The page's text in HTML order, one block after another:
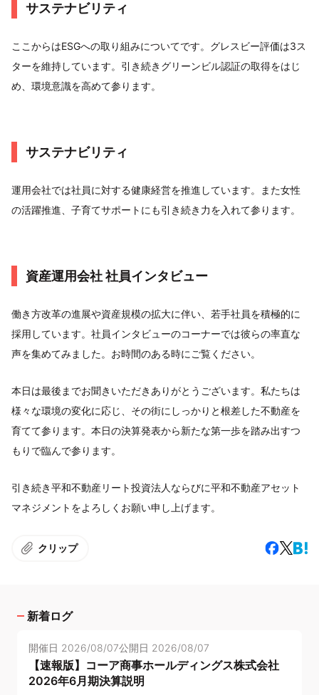
サステナビリティ
ここからはESGへの取り組みについてです。グレスビー評価は3ス
ターを維持しています。引き続きグリーンビル認証の取得をはじ
め、環境意識を高めて参ります。
サステナビリティ
運用会社では社員に対する健康経営を推進しています。また女性
の活躍推進、子育てサポートにも引き続き力を入れて参ります。
資産運用会社 社員インタビュー
働き方改革の進展や資産規模の拡大に伴い、若手社員を積極的に
採用しています。社員インタビューのコーナーでは彼らの率直な
声を集めてみました。お時間のある時にご覧ください。
本日は最後までお聞きいただきありがとうございます。私たちは
様々な環境の変化に応じ、その街にしっかりと根差した不動産を
育てて参ります。本日の決算発表から新たな第一歩を踏み出すつ
もりで臨んで参ります。
引き続き平和不動産リート投資法人ならびに平和不動産アセット
マネジメントをよろしくお願い申し上げます。
クリップ
新着ログ
開催日 2026/08/07公開日 2026/08/07
【速報版】コーア商事ホールディングス株式会社
2026年6月期決算説明